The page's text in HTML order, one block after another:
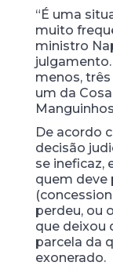
“É uma
muito
ministro
menos,
um da
De acordo
decisão
se ineficaz,
quem deve
perdeu, ou
que deixou
parcela da
exonerado.